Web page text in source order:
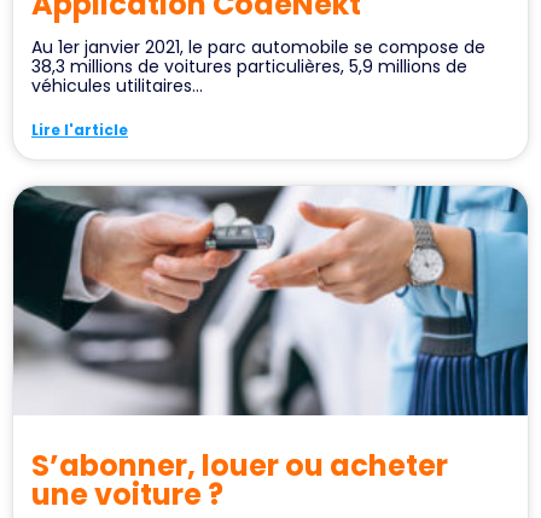
Au 1er janvier 2021, le parc automobile se compose de
38,3 millions de voitures particulières, 5,9 millions de
véhicules utilitaires...
Lire l'article
S’abonner, louer ou acheter
une voiture ?